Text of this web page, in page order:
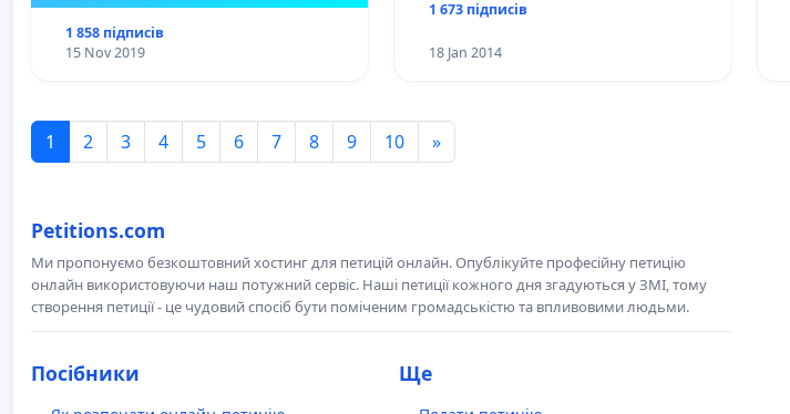
1 858 підписів
15 Nov 2019
1 673 підписів
18 Jan 2014
1 2 3 4 5 6 7 8 9 10 »
Petitions.com
Ми пропонуємо безкоштовний хостинг для петицій онлайн. Опублікуйте професійну петицію
онлайн використовуючи наш потужний сервіс. Наші петиції кожного дня згадуються у ЗМІ, тому
створення петиції - це чудовий спосіб бути поміченим громадськістю та впливовими людьми.
Посібники Ще